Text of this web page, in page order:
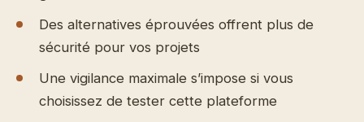
Des alternatives éprouvées offrent plus de
sécurité pour vos projets
Une vigilance maximale s’impose si vous
choisissez de tester cette plateforme